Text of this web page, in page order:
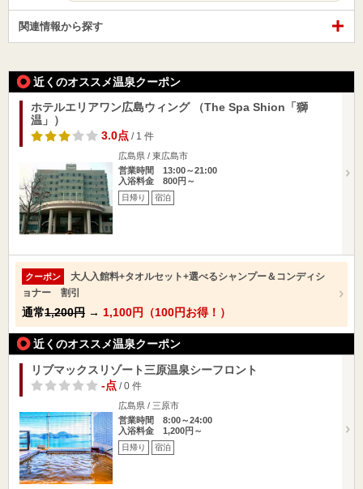
関連情報から探す
近くのオススメ温泉クーポン
ホテルエリアワン広島ウィング （The Spa Shion「獅
温」）
3.0点/ 1 件
広島県 / 東広島市
営業時間 13:00～21:00
入浴料金 800円～
日帰り 宿泊
クーポン
大人入館料+タオルセット+選べるシャンプー＆コンディシ
ョナー 割引
通常1,200円 → 1,100円（100円お得！）
近くのオススメ温泉クーポン
リブマックスリゾート三原温泉シーフロント
-点/ 0 件
広島県 / 三原市
営業時間 8:00～24:00
入浴料金 1,200円～
日帰り 宿泊